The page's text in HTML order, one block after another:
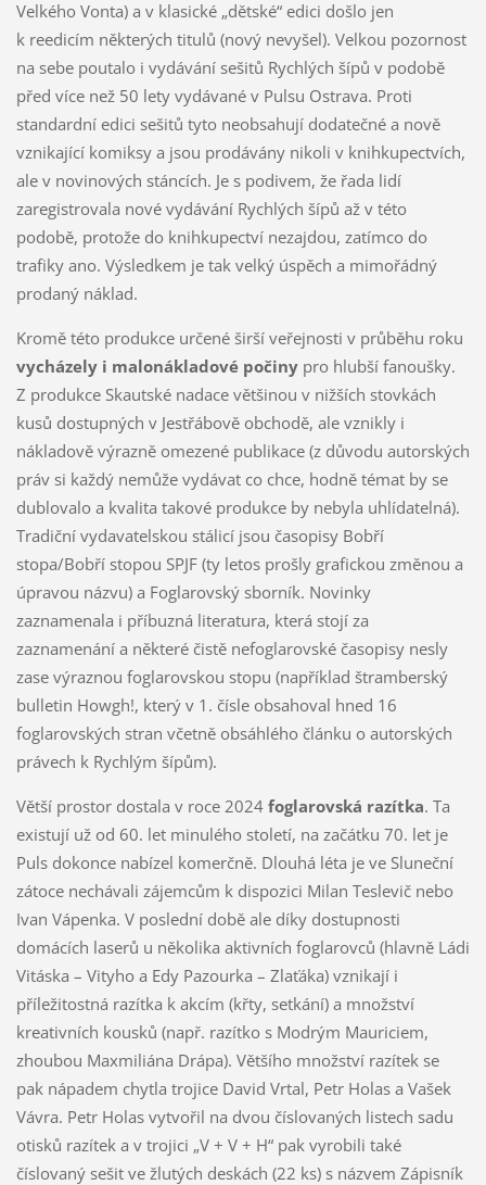
Velkého Vonta) a v klasické „dětské“ edici došlo jen
k reedicím některých titulů (nový nevyšel). Velkou pozornost
na sebe poutalo i vydávání sešitů Rychlých šípů v podobě
před více než 50 lety vydávané v Pulsu Ostrava. Proti
standardní edici sešitů tyto neobsahují dodatečné a nově
vznikající komiksy a jsou prodávány nikoli v knihkupectvích,
ale v novinových stáncích. Je s podivem, že řada lidí
zaregistrovala nové vydávání Rychlých šípů až v této
podobě, protože do knihkupectví nezajdou, zatímco do
trafiky ano. Výsledkem je tak velký úspěch a mimořádný
prodaný náklad.
Kromě této produkce určené širší veřejnosti v průběhu roku
vycházely i malonákladové počinypro hlubší fanoušky.
Z produkce Skautské nadace většinou v nižších stovkách
kusů dostupných v Jestřábově obchodě, ale vznikly i
nákladově výrazně omezené publikace (z důvodu autorských
práv si každý nemůže vydávat co chce, hodně témat by se
dublovalo a kvalita takové produkce by nebyla uhlídatelná).
Tradiční vydavatelskou stálicí jsou časopisy Bobří
stopa/Bobří stopou SPJF (ty letos prošly grafickou změnou a
úpravou názvu) a Foglarovský sborník. Novinky
zaznamenala i příbuzná literatura, která stojí za
zaznamenání a některé čistě nefoglarovské časopisy nesly
zase výraznou foglarovskou stopu (například štramberský
bulletin Howgh!, který v 1. čísle obsahoval hned 16
foglarovských stran včetně obsáhlého článku o autorských
právech k Rychlým šípům).
Větší prostor dostala v roce 2024 foglarovská razítka. Ta
existují už od 60. let minulého století, na začátku 70. let je
Puls dokonce nabízel komerčně. Dlouhá léta je ve Sluneční
zátoce nechávali zájemcům k dispozici Milan Teslevič nebo
Ivan Vápenka. V poslední době ale díky dostupnosti
domácích laserů u několika aktivních foglarovců (hlavně Ládi
Vitáska – Vityho a Edy Pazourka – Zlaťáka) vznikají i
příležitostná razítka k akcím (křty, setkání) a množství
kreativních kousků (např. razítko s Modrým Mauriciem,
zhoubou Maxmiliána Drápa). Většího množství razítek se
pak nápadem chytla trojice David Vrtal, Petr Holas a Vašek
Vávra. Petr Holas vytvořil na dvou číslovaných listech sadu
otisků razítek a v trojici „V + V + H“ pak vyrobili také
číslovaný sešit ve žlutých deskách (22 ks) s názvem Zápisník